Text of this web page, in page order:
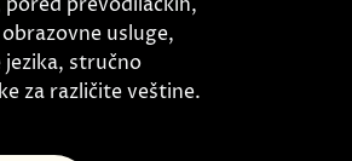
usluge,
jezika, stručno
za različite veštine.